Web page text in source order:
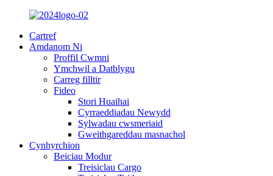
Cartref
Amdanom Ni
Proffil Cwmni
Ymchwil a Datblygu
Carreg filltir
Fideo
Stori Huaihai
Cyrraeddiadau Newydd
Sylwadau cwsmeriaid
Gweithgareddau masnachol
Cynhyrchion
Beiciau Modur
Treisiclau Cargo